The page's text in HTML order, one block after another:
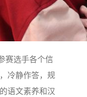
选手各个信
冷静作答，规
语文素养和汉